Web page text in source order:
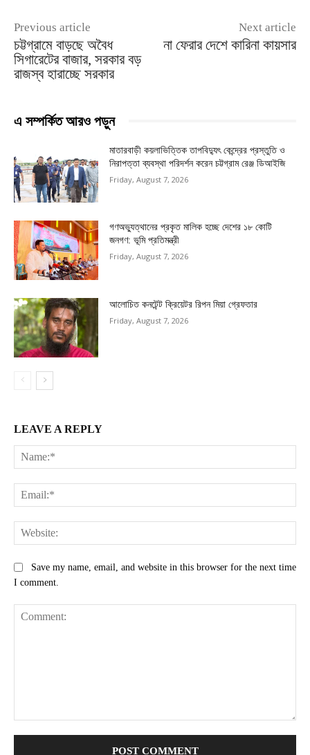
Previous article
চট্টগ্রামে বাড়ছে অবৈধ
সিগারেটের বাজার, সরকার বড়
রাজস্ব হারাচ্ছে সরকার
Next article
না ফেরার দেশে কারিনা কায়সার
এ সম্পর্কিত আরও পড়ুন
মাতারবাড়ী কয়লাভিত্তিক তাপবিদ্যুৎ কেন্দ্রের প্রস্তুতি ও
নিরাপত্তা ব্যবস্থা পরিদর্শন করেন চট্টগ্রাম রেঞ্জ ডিআইজি
Friday, August 7, 2026
গণঅভ্যুত্থানের প্রকৃত মালিক হচ্ছে দেশের ১৮ কোটি
জনগণ: ভূমি প্রতিমন্ত্রী
Friday, August 7, 2026
আলোচিত কনটেন্ট ক্রিয়েটর রিপন মিয়া গ্রেফতার
Friday, August 7, 2026
LEAVE A REPLY
Save my name, email, and website in this browser for the next time
I comment.